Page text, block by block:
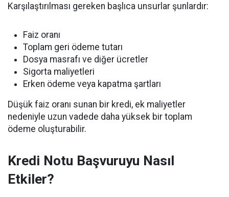
Karşılaştırılması gereken başlıca unsurlar şunlardır:
Faiz oranı
Toplam geri ödeme tutarı
Dosya masrafı ve diğer ücretler
Sigorta maliyetleri
Erken ödeme veya kapatma şartları
Düşük faiz oranı sunan bir kredi, ek maliyetler
nedeniyle uzun vadede daha yüksek bir toplam
ödeme oluşturabilir.
Kredi Notu Başvuruyu Nasıl
Etkiler?